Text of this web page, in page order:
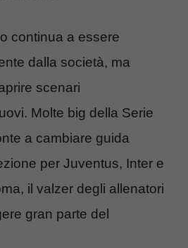
continua a essere
dalla società, ma
scenari
Molte big della Serie
a cambiare guida
per Juventus, Inter e
il valzer degli allenatori
gran parte del